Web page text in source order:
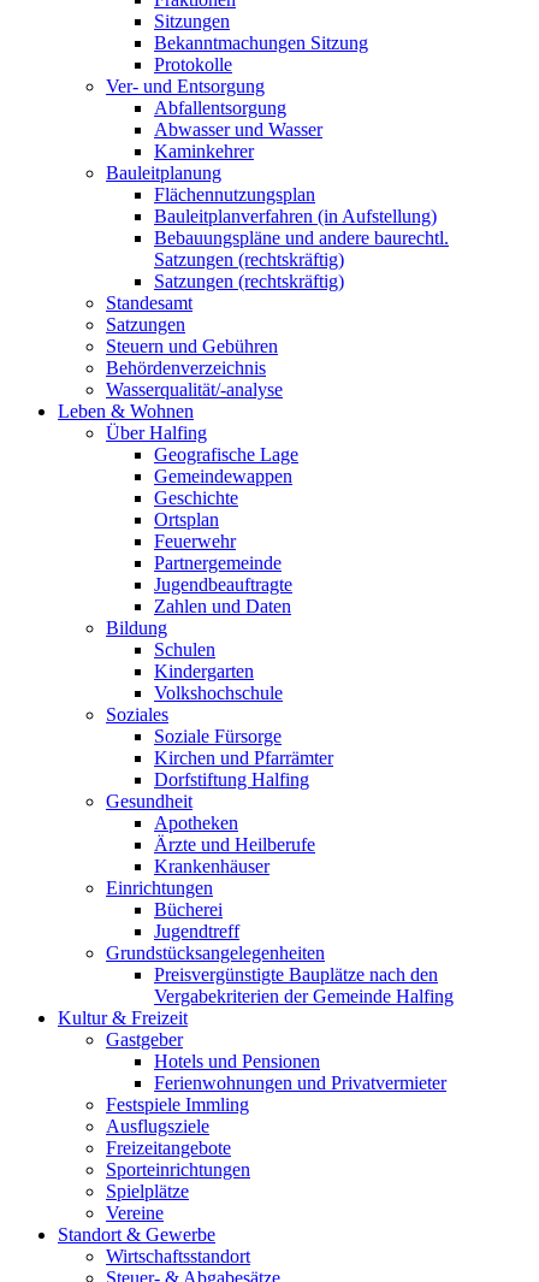
Sitzungen
Bekanntmachungen Sitzung
Protokolle
Ver- und Entsorgung
Abfallentsorgung
Abwasser und Wasser
Kaminkehrer
Bauleitplanung
Flächennutzungsplan
Bauleitplanverfahren (in Aufstellung)
Bebauungspläne und andere baurechtl.
Satzungen (rechtskräftig)
Satzungen (rechtskräftig)
Standesamt
Satzungen
Steuern und Gebühren
Behördenverzeichnis
Wasserqualität/-analyse
Leben & Wohnen
Über Halfing
Geografische Lage
Gemeindewappen
Geschichte
Ortsplan
Feuerwehr
Partnergemeinde
Jugendbeauftragte
Zahlen und Daten
Bildung
Schulen
Kindergarten
Volkshochschule
Soziales
Soziale Fürsorge
Kirchen und Pfarrämter
Dorfstiftung Halfing
Gesundheit
Apotheken
Ärzte und Heilberufe
Krankenhäuser
Einrichtungen
Bücherei
Jugendtreff
Grundstücksangelegenheiten
Preisvergünstigte Bauplätze nach den
Vergabekriterien der Gemeinde Halfing
Kultur & Freizeit
Gastgeber
Hotels und Pensionen
Ferienwohnungen und Privatvermieter
Festspiele Immling
Ausflugsziele
Freizeitangebote
Sporteinrichtungen
Spielplätze
Vereine
Standort & Gewerbe
Wirtschaftsstandort
Steuer- & Abgabesätze